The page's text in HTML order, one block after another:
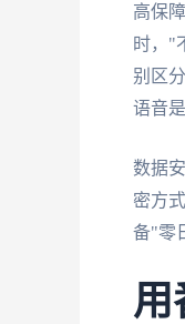
高保
时，"
别区
语音
数据
密方
备"零
用